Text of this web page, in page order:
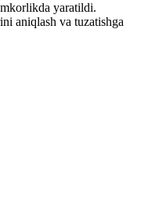
yaratildi.
aniqlash va tuzatishga